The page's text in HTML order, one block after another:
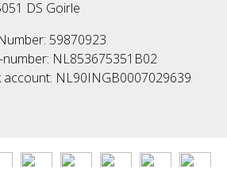
DS Goirle
59870923
number: NL853675351B02
account: NL90INGB0007029639